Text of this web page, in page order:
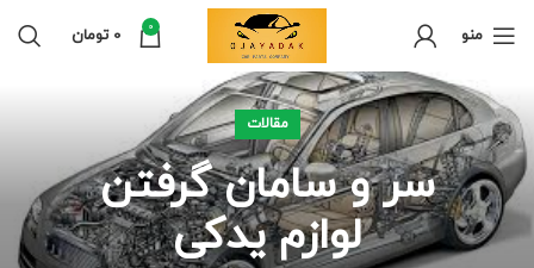
منو 0
0 تومان
مقالات
سر و سامان گرفتن
لوازم یدکی